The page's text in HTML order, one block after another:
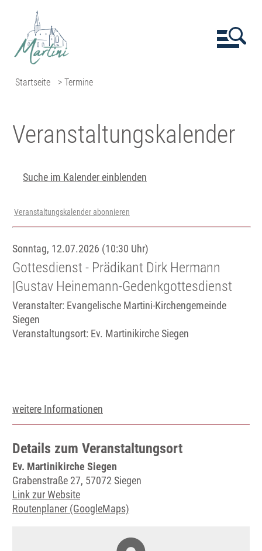
Startseite > Termine
Veranstaltungs­kalender
Suche im Kalender einblenden
Veranstaltungskalender abonnieren
Sonntag, 12.07.2026 (10:30 Uhr)
Gottesdienst - Prädikant Dirk Hermann
|Gustav Heinemann-Gedenkgottesdienst
Veranstalter: Evangelische Martini-Kirchengemeinde
Siegen
Veranstaltungsort: Ev. Martinikirche Siegen
weitere Informationen
Details zum Veranstaltungsort
Ev. Martinikirche Siegen
Grabenstraße 27, 57072 Siegen
Link zur Website
Routenplaner (GoogleMaps)